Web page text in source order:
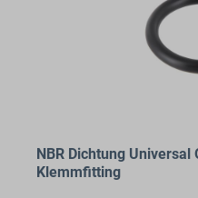
NBR Dichtung Universal
Klemmfitting